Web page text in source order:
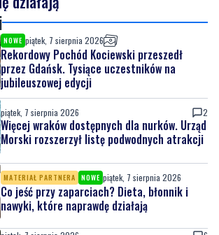
Rekordowy Pochód Kociewski przeszedł
przez Gdańsk. Tysiące uczestników na
jubileuszowej edycji
piątek, 7 sierpnia 2026
Więcej wraków dostępnych dla nurków. Urząd
Morski rozszerzył listę podwodnych atrakcji
MATERIAŁ PARTNERA NOWE piątek, 7 sierpnia 2026
Co jeść przy zaparciach? Dieta, błonnik i
piątek, 7 sierpnia 2026
Łosie coraz częściej pojawiają się na
Półwyspie Helskim. Burmistrz chce nowych
znaków drogowych